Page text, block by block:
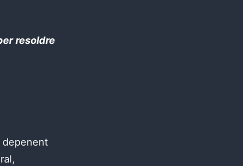
resoldre
depenent